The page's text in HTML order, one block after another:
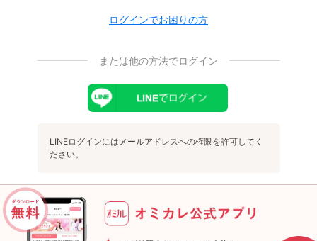
ログインでお困りの方
または他の方法でログイン
LINEログインにはメールアドレスへの権限を許可してく
ださい。